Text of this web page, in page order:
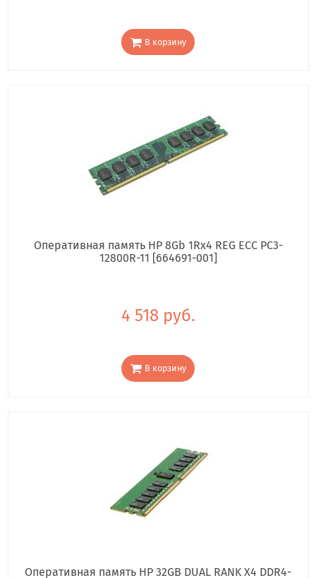
В корзину
Оперативная память HP 8Gb 1Rx4 REG ECC PC3-
12800R-11 [664691-001]
4 518 руб.
В корзину
Оперативная память HP 32GB DUAL RANK X4 DDR4-